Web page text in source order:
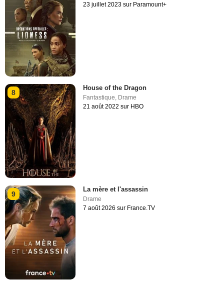
23 juillet 2023 sur Paramount+
8
House of the Dragon
Fantastique Drame
21 août 2022 sur HBO
9
La mère et l'assassin
Drame
7 août 2026 sur France.TV